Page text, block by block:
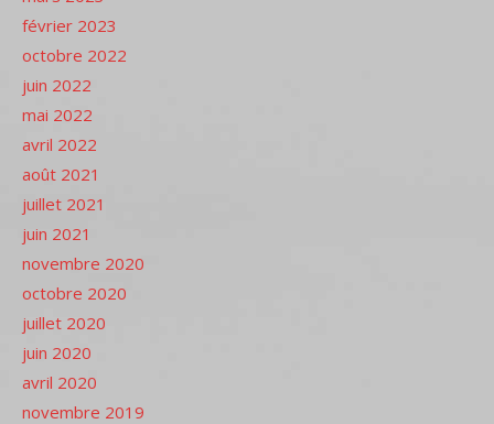
février 2023
octobre 2022
juin 2022
mai 2022
avril 2022
août 2021
juillet 2021
juin 2021
novembre 2020
octobre 2020
juillet 2020
juin 2020
avril 2020
novembre 2019